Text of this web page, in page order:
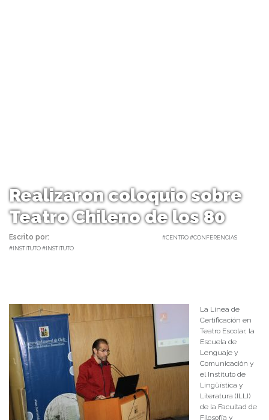
Realizaron coloquio sobre
Teatro Chileno de los 80
Escrito por:
#CENTRO #CONFERENCIAS
#INSTITUTO #INSTITUTO
La Línea de
Certificación en
Teatro Escolar, la
Escuela de
Lenguaje y
Comunicación y
el Instituto de
Lingüística y
Literatura (ILLI)
de la Facultad de
Filosofía y